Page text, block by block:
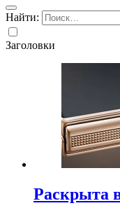
Найти:
Заголовки
Раскрыта